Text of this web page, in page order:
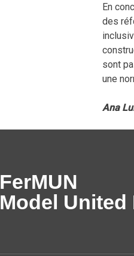
En
des
sont
une
Ana
FerMUN
Model United